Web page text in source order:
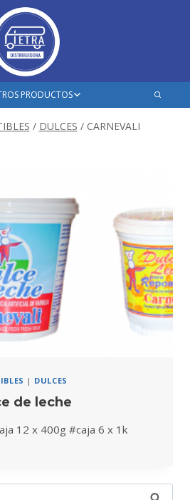
PRODUCTOS
el
menú
/ DULCES / CARNEVALI
| DULCES
de leche
12 x 400g #caja 6 x 1k